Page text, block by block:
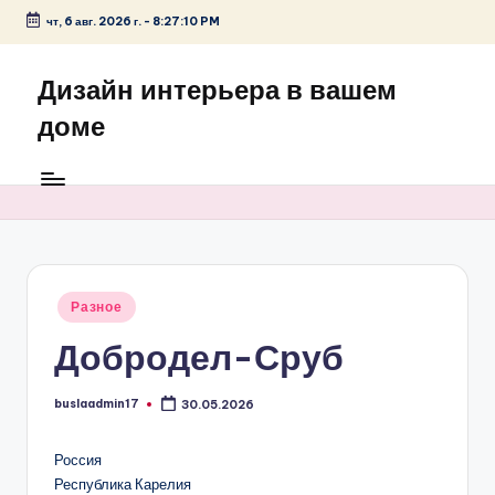
Перейти
содержимому
чт, 6 авг. 2026 г.- 8:27:10 PM
Дизайн интерьера в вашем
доме
Опубликовано
Разное
Добродел-Сруб
Запись
buslaadmin17 30.05.2026
Россия
Республика Карелия